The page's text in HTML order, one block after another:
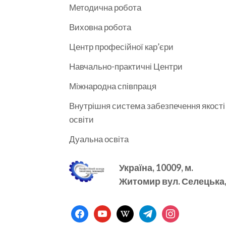
Методична робота
Виховна робота
Центр професійної кар’єри
Навчально-практичні Центри
Міжнародна співпраця
Внутрішня система забезпечення якості
освіти
Дуальна освіта
Україна, 10009, м.
Житомир вул.
facebookyoutubewikipediatelegraminstagram